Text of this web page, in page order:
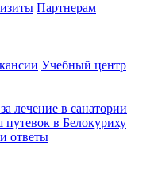
Партнерам
Учебный центр
лечение в санатории
в Белокуриху
ответы